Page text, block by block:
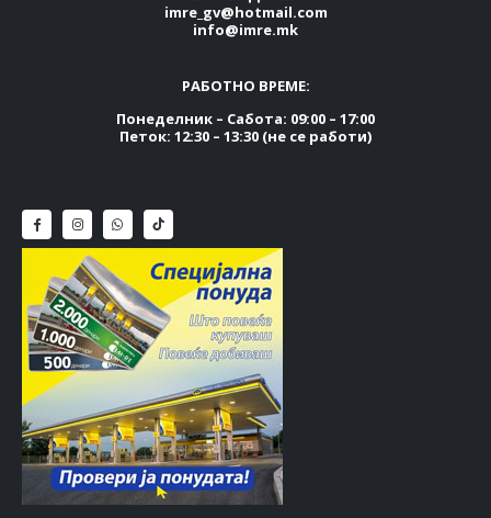
imre_gv@hotmail.com
info@imre.mk
РАБОТНО ВРЕМЕ:
Понеделник – Сабота: 09:00 – 17:00
Петок: 12:30 – 13:30 (не се работи)